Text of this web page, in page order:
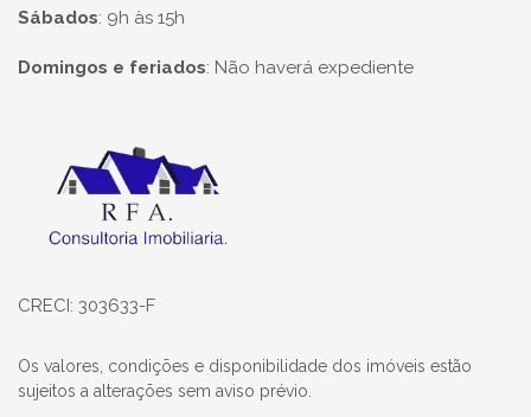
Sábados: 9h às 15h
Domingos e feriados: Não haverá expediente
Página inicial
CRECI: 303633-F
Os valores, condições e disponibilidade dos imóveis estão
sujeitos a alterações sem aviso prévio.